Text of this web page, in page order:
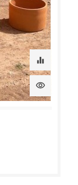
equalizer
visibility